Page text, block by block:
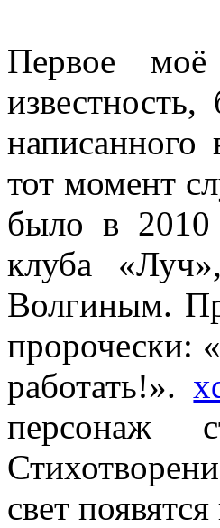
Первое моё
тот момент
было в 2010
клуба
Волгиным.
пророчески:
работать!».
персонаж
свет